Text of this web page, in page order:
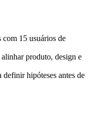
com 15 usuários de
produto, design e
hipóteses antes de